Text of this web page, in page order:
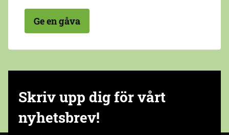
Ge en gåva
Skriv upp dig för vårt
nyhetsbrev!